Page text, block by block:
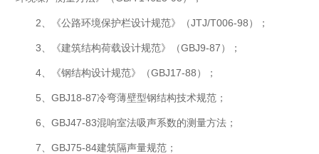
2、《公路环境保护栏设计规范》（JTJ/T006-98）；
3、《建筑结构荷载设计规范》（GBJ9-87）；
4、《钢结构设计规范》（GBJ17-88）；
5、GBJ18-87冷弯薄壁型钢结构技术规范；
6、GBJ47-83混响室法吸声系数的测量方法；
7、GBJ75-84建筑隔声量规范；